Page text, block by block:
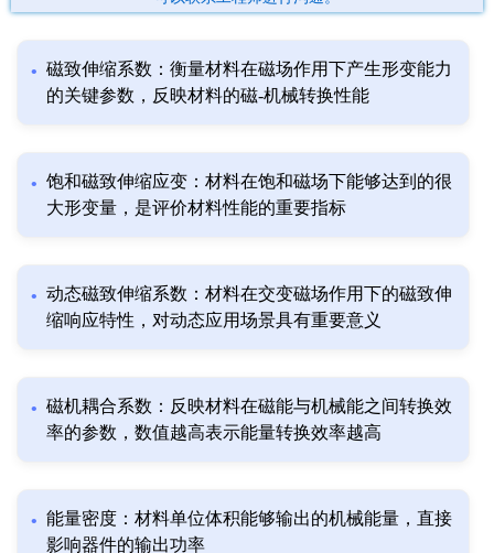
磁致伸缩系数：衡量材料在磁场作用下产生形变能力
的关键参数，反映材料的磁-机械转换性能
饱和磁致伸缩应变：材料在饱和磁场下能够达到的很
大形变量，是评价材料性能的重要指标
动态磁致伸缩系数：材料在交变磁场作用下的磁致伸
缩响应特性，对动态应用场景具有重要意义
磁机耦合系数：反映材料在磁能与机械能之间转换效
率的参数，数值越高表示能量转换效率越高
能量密度：材料单位体积能够输出的机械能量，直接
影响器件的输出功率